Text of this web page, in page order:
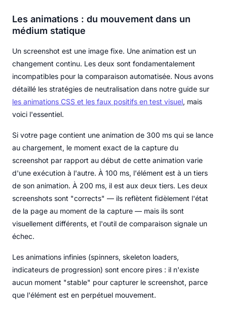
Les animations : du mouvement dans un
médium statique
Un screenshot est une image fixe. Une animation est un
changement continu. Les deux sont fondamentalement
incompatibles pour la comparaison automatisée. Nous avons
détaillé les stratégies de neutralisation dans notre guide sur
les animations CSS et les faux positifs en test visuel, mais
voici l'essentiel.
Si votre page contient une animation de 300 ms qui se lance
au chargement, le moment exact de la capture du
screenshot par rapport au début de cette animation varie
d'une exécution à l'autre. À 100 ms, l'élément est à un tiers
de son animation. À 200 ms, il est aux deux tiers. Les deux
screenshots sont "corrects" — ils reflètent fidèlement l'état
de la page au moment de la capture — mais ils sont
visuellement différents, et l'outil de comparaison signale un
échec.
Les animations infinies (spinners, skeleton loaders,
indicateurs de progression) sont encore pires : il n'existe
aucun moment "stable" pour capturer le screenshot, parce
que l'élément est en perpétuel mouvement.